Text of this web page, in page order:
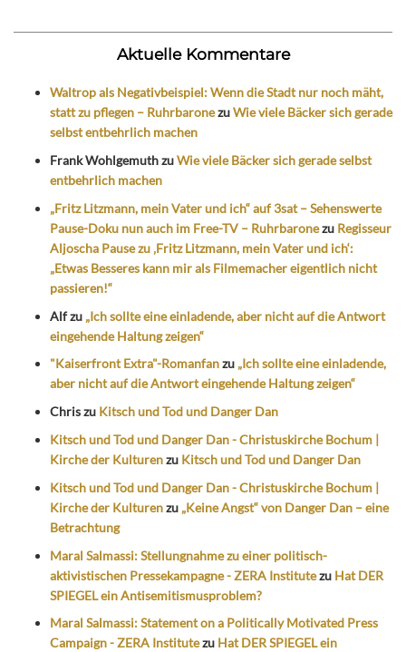
Aktuelle Kommentare
Waltrop als Negativbeispiel: Wenn die Stadt nur noch mäht,
statt zu pflegen – RuhrbaronezuWie viele Bäcker sich gerade
selbst entbehrlich machen
Frank WohlgemuthzuWie viele Bäcker sich gerade selbst
entbehrlich machen
„Fritz Litzmann, mein Vater und ich“ auf 3sat – Sehenswerte
Pause-Doku nun auch im Free-TV – Ruhrbaronezu Regisseur
Aljoscha Pause zu ‚Fritz Litzmann, mein Vater und ich‘:
„Etwas Besseres kann mir als Filmemacher eigentlich nicht
passieren!“
Alfzu „Ich sollte eine einladende, aber nicht auf die Antwort
eingehende Haltung zeigen“
"Kaiserfront Extra"-Romanfanzu „Ich sollte eine einladende,
aber nicht auf die Antwort eingehende Haltung zeigen“
Chriszu Kitsch und Tod und Danger Dan
Kitsch und Tod und Danger Dan - Christuskirche Bochum |
Kirche der Kulturenzu Kitsch und Tod und Danger Dan
Kitsch und Tod und Danger Dan - Christuskirche Bochum |
Kirche der Kulturenzu „Keine Angst“ von Danger Dan – eine
Betrachtung
Maral Salmassi: Stellungnahme zu einer politisch-
aktivistischen Pressekampagne - ZERA Institutezu Hat DER
SPIEGEL ein Antisemitismusproblem?
Maral Salmassi: Statement on a Politically Motivated Press
Campaign - ZERA Institutezu Hat DER SPIEGEL ein